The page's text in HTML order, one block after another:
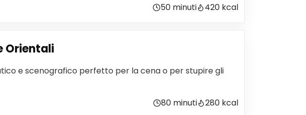
50 minuti 420 kcal
Orientali
e scenografico perfetto per la cena o per stupire gli
80 minuti 280 kcal